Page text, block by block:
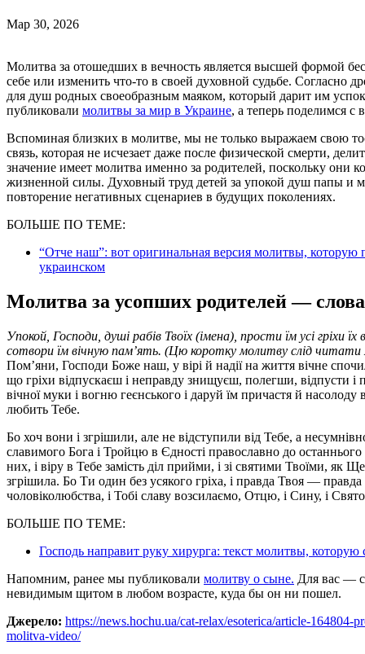
Мар 30, 2026
Молитва за отошедших в вечность является высшей формой бескорыстной любви, ведь умершие уже не могут помочь
себе или изменить что-то в своей духовной судьбе. Согласно
для душ родных своеобразным маяком, который дарит им
публиковали молитвы за мир в Украине, а теперь поделимся с
Вспоминая близких в молитве, мы не только выражаем свою
связь, которая не исчезает даже после физической смерти,
значение имеет молитва именно за родителей, поскольку они
жизненной силы. Духовный труд детей за упокой душ папы и
повторение негативных сценариев в будущих поколениях.
БОЛЬШЕ ПО ТЕМЕ:
“Отче наш”: вот оригинальная версия молитвы,
украинском
Молитва за усопших родителей —
Упокой, Господи, душi рабiв Твоїх (iмена), прости їм усi грiхи
сотвори їм вiчную пам’ять. (Цю коротку молитву слiд читати
Пом’яни, Господи Боже наш, у вiрi й надiї на життя вiчне
що грiхи вiдпускаєш i неправду знищуєш, полегши, вiдпусти i
вiчної муки i вогню геєнського i даруй їм причастя й
любить Тебе.
Бо хоч вони i згрiшили, але не вiдступили вiд Тебе, а
славимого Бога i Тройцю в Єдностi православно до
них, i вiру в Тебе замiсть дiл прийми, i зi святими Твоїми, як
згрiшила. Бо Ти один без усякого грiха, i правда Твоя —
чоловiколюбства, i Тобi славу возсилаємо, Отцю, i Сину, i
БОЛЬШЕ ПО ТЕМЕ:
Господь направит руку хирурга: текст молитвы, которую
Напомним, ранее мы публиковали молитву о сыне. Для вас —
невидимым щитом в любом возрасте, куда бы он ни пошел.
Джерело: https://news.hochu.ua/cat-relax/esoterica/article-
molitva-video/